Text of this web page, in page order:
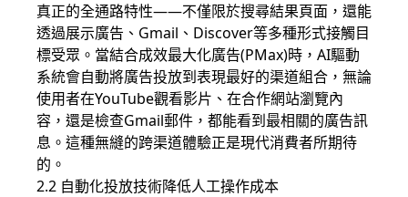
真正的全通路特性——不僅限於搜尋結果頁面，還能
透過展示廣告、Gmail、Discover等多種形式接觸目
標受眾。當結合成效最大化廣告(PMax)時，AI驅動
系統會自動將廣告投放到表現最好的渠道組合，無論
使用者在YouTube觀看影片、在合作網站瀏覽內
容，還是檢查Gmail郵件，都能看到最相關的廣告訊
息。這種無縫的跨渠道體驗正是現代消費者所期待
的。
2.2 自動化投放技術降低人工操作成本